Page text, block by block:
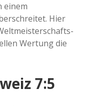
einem
Hier
Wertung die
7:5